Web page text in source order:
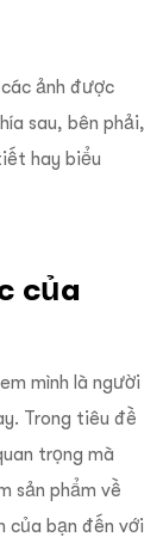
ảnh được
sau, bên phải,
hay biểu
của
mình là người
Trong tiêu đề
trọng mà
sản phẩm về
của bạn đến với